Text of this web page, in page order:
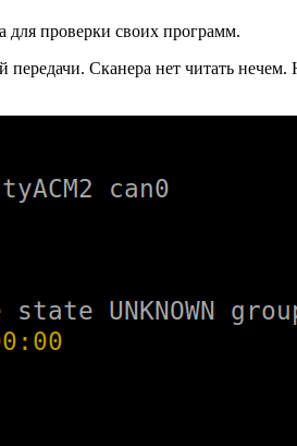
проверки своих программ.
Сканера нет читать нечем.